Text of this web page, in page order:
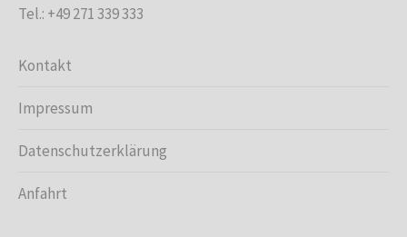
Tel.: +49 271 339 333
Kontakt
Impressum
Datenschutzerklärung
Anfahrt